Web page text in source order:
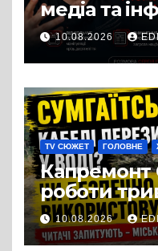
медіа та
війна: про
Валерій
Пасічник в
10.08.2026
TV СЮЖЕТ ГОЛОВНЕ
Капремонт
роботи
містян
щодо
10.08.2026